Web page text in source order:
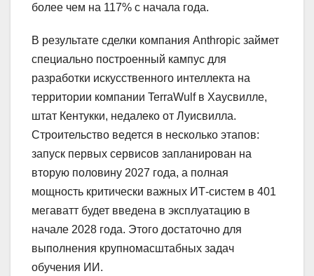
более чем на 117% с начала года.
В результате сделки компания Anthropic займет
специально построенный кампус для
разработки искусственного интеллекта на
территории компании TerraWulf в Хаусвилле,
штат Кентукки, недалеко от Луисвилла.
Строительство ведется в несколько этапов:
запуск первых сервисов запланирован на
вторую половину 2027 года, а полная
мощность критически важных ИТ-систем в 401
мегаватт будет введена в эксплуатацию в
начале 2028 года. Этого достаточно для
выполнения крупномасштабных задач
обучения ИИ.